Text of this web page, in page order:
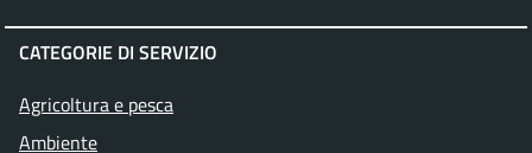
CATEGORIE DI SERVIZIO
Agricoltura e pesca
Ambiente